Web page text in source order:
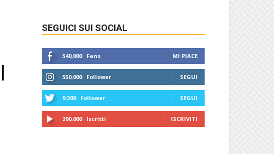
SEGUICI SUI SOCIAL
540,000 Fans MI PIACE
550,000 Follower SEGUI
9,300 Follower SEGUI
290,000 Iscritti ISCRIVITI